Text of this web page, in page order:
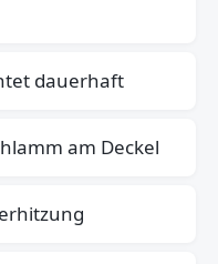
dauerhaft
am Deckel